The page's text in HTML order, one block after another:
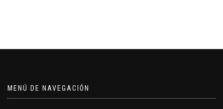
MENÚ DE NAVEGACIÓN